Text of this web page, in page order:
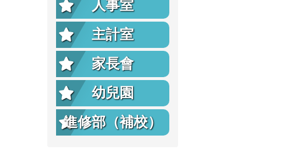
人事室
主計室
家長會
幼兒園
進修部（補校）